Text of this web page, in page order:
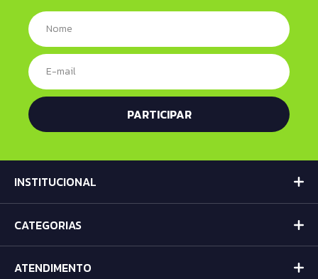
INSTITUCIONAL
CATEGORIAS
ATENDIMENTO